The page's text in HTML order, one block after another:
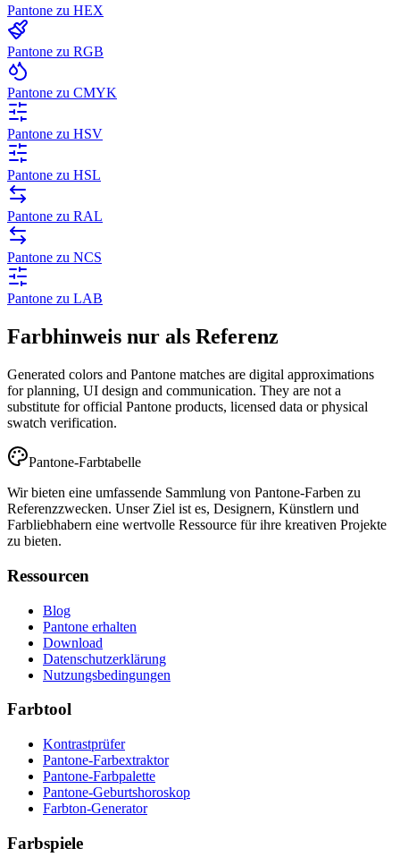
Pantone zu HEX
Pantone zu RGB
Pantone zu CMYK
Pantone zu HSV
Pantone zu HSL
Pantone zu RAL
Pantone zu NCS
Pantone zu LAB
Farbhinweis nur als Referenz
Generated colors and Pantone matches are digital approximations
for planning, UI design and communication. They are not a
substitute for official Pantone products, licensed data or physical
swatch verification.
Pantone-Farbtabelle
Wir bieten eine umfassende Sammlung von Pantone-Farben zu
Referenzzwecken. Unser Ziel ist es, Designern, Künstlern und
Farbliebhabern eine wertvolle Ressource für ihre kreativen Projekte
zu bieten.
Ressourcen
Blog
Pantone erhalten
Download
Datenschutzerklärung
Nutzungsbedingungen
Farbtool
Kontrastprüfer
Pantone-Farbextraktor
Pantone-Farbpalette
Pantone-Geburtshoroskop
Farbton-Generator
Farbspiele